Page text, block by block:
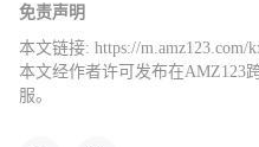
免责声明
本文链接: https://m.amz123.com/
本文经作者许可发布在AMZ123
服。